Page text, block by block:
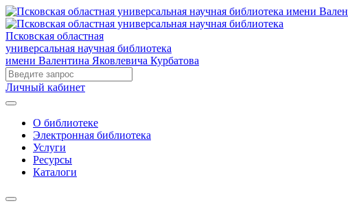
Псковская областная
универсальная научная библиотека
имени Валентина Яковлевича Курбатова
Личный кабинет
О библиотеке
Электронная библиотека
Услуги
Ресурсы
Каталоги